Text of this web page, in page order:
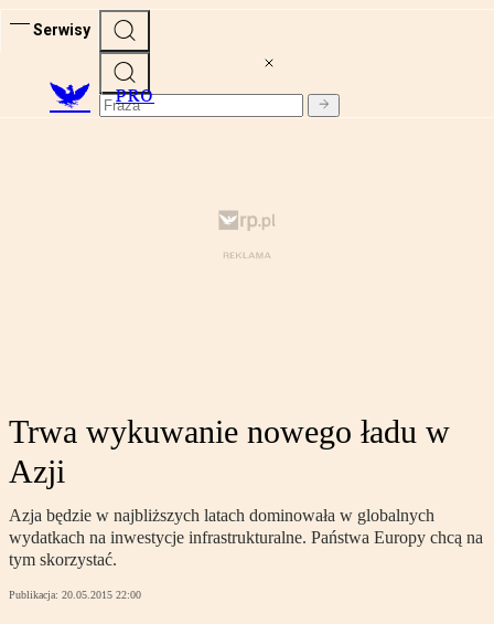
Serwisy
PRO
Trwa wykuwanie nowego ładu w
Azji
Azja będzie w najbliższych latach dominowała w globalnych
wydatkach na inwestycje infrastrukturalne. Państwa Europy chcą na
tym skorzystać.
Publikacja: 20.05.2015 22:00